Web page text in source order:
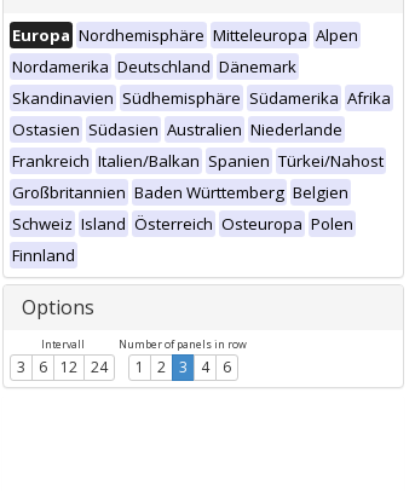
Europa Nordhemisphäre Mitteleuropa Alpen
Nordamerika Deutschland Dänemark
Skandinavien Südhemisphäre Südamerika Afrika
Ostasien Südasien Australien Niederlande
Frankreich Italien/Balkan Spanien Türkei/Nahost
Großbritannien Baden Württemberg Belgien
Schweiz Island Österreich Osteuropa Polen
Finnland
Options
Intervall
3 6 12 24
Number of panels in row
1 2 3 4 6